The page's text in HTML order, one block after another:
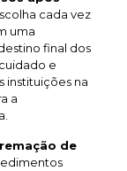
cada vez
uma
final dos
e
instituições na
a
de